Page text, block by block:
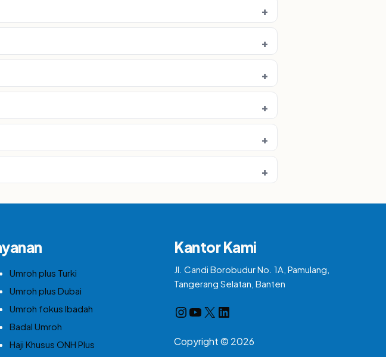
Umroh plus Turki
Umroh plus Dubai
Umroh fokus Ibadah
Badal Umroh
Haji Khusus ONH Plus
Kantor Kami
Jl. Candi Borobudur No. 1A, Pamulang,
Tangerang Selatan, Banten
InstagramYouTube X LinkedIn
Copyright © 2026